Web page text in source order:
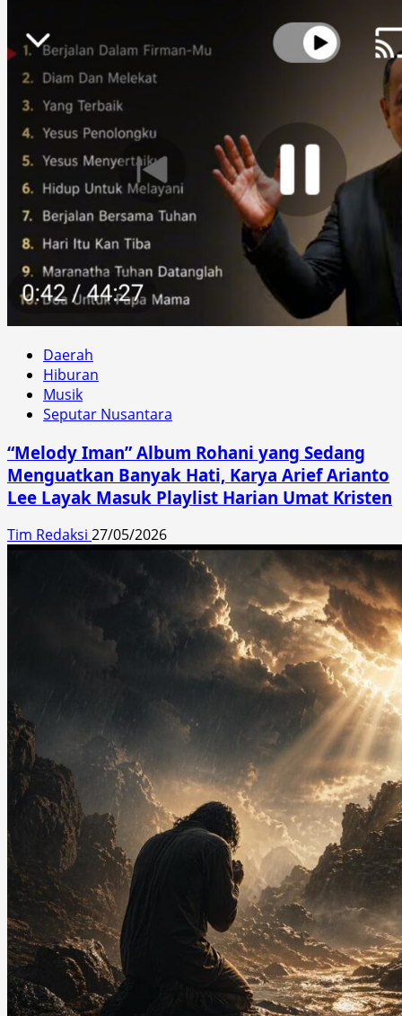
Daerah
Hiburan
Musik
Seputar Nusantara
“Melody Iman” Album Rohani yang Sedang
Menguatkan Banyak Hati, Karya Arief Arianto
Lee Layak Masuk Playlist Harian Umat Kristen
Tim Redaksi 27/05/2026